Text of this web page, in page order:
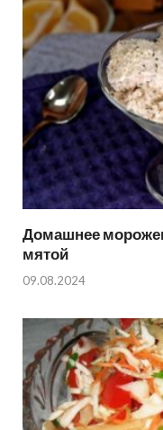
Домашнее
мятой
09.08.2024